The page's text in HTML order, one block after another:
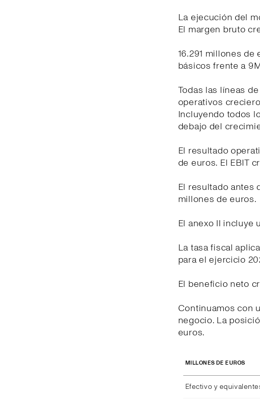
La ejecución del
El margen bruto
16.291 millones
básicos frente a
Todas las líneas
operativos
Incluyendo todos
debajo del
El resultado
de euros. El EBIT
El resultado antes
millones de euros.
El anexo II incluye
La tasa fiscal
para el ejercicio
El beneficio neto
Continuamos con
negocio. La
euros.
MILLONES DE EUROS
Efectivo y